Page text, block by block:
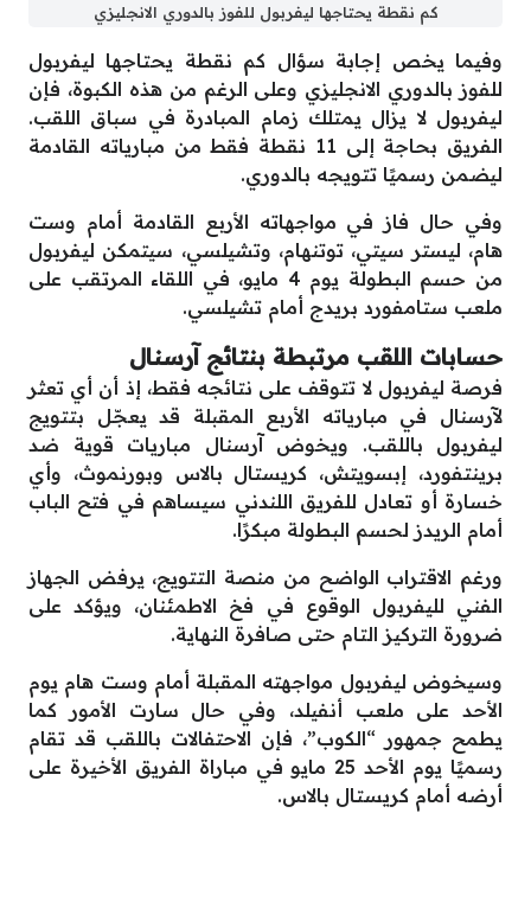
كم نقطة يحتاجها ليفربول للفوز بالدوري الانجليزي
وفيما يخص إجابة سؤال كم نقطة يحتاجها ليفربول
للفوز بالدوري الانجليزي وعلى الرغم من هذه الكبوة، فإن
ليفربول لا يزال يمتلك زمام المبادرة في سباق اللقب.
الفريق بحاجة إلى 11 نقطة فقط من مبارياته القادمة
ليضمن رسميًا تتويجه بالدوري.
وفي حال فاز في مواجهاته الأربع القادمة أمام وست
هام، ليستر سيتي، توتنهام، وتشيلسي، سيتمكن ليفربول
من حسم البطولة يوم 4 مايو، في اللقاء المرتقب على
ملعب ستامفورد بريدج أمام تشيلسي.
حسابات اللقب مرتبطة بنتائج آرسنال
فرصة ليفربول لا تتوقف على نتائجه فقط، إذ أن أي تعثر
لآرسنال في مبارياته الأربع المقبلة قد يعجّل بتتويج
ليفربول باللقب. ويخوض آرسنال مباريات قوية ضد
برينتفورد، إبسويتش، كريستال بالاس وبورنموث، وأي
خسارة أو تعادل للفريق اللندني سيساهم في فتح الباب
أمام الريدز لحسم البطولة مبكرًا.
ورغم الاقتراب الواضح من منصة التتويج، يرفض الجهاز
الفني لليفربول الوقوع في فخ الاطمئنان، ويؤكد على
ضرورة التركيز التام حتى صافرة النهاية.
وسيخوض ليفربول مواجهته المقبلة أمام وست هام يوم
الأحد على ملعب أنفيلد، وفي حال سارت الأمور كما
يطمح جمهور “الكوب”، فإن الاحتفالات باللقب قد تقام
رسميًا يوم الأحد 25 مايو في مباراة الفريق الأخيرة على
أرضه أمام كريستال بالاس.